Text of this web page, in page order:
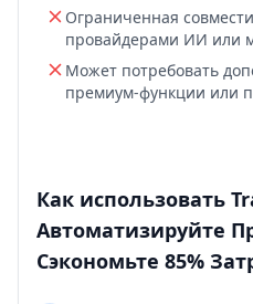
Ограниченная
провайдерами ИИ или
Может потребовать
премиум-функции или
Как использовать
Автоматизируйте
Сэкономьте 85%